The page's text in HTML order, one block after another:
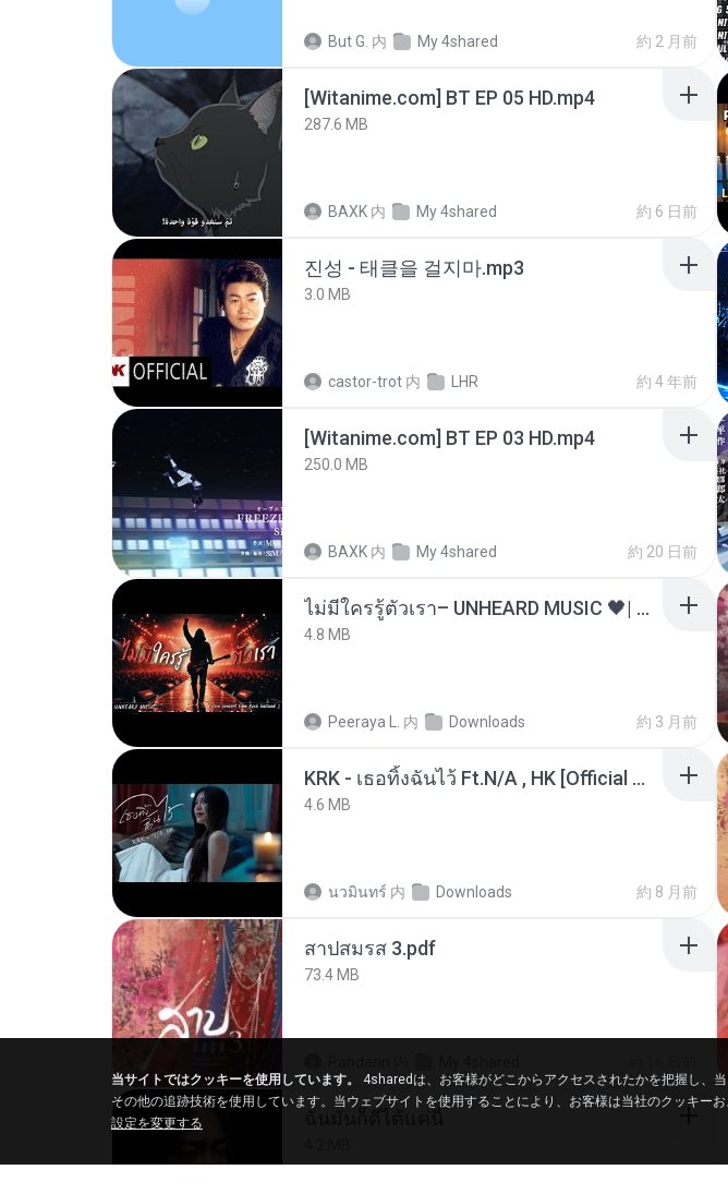
But G. 内 My 4shared 約 2 月前
[Witanime.com] BT EP 05 HD.mp4
287.6 MB
BAXK 内 My 4shared 約 6 日前
진성 - 태클을 걸지마.mp3
3.0 MB
castor-trot 内 LHR 約 4 年前
[Witanime.com] BT EP 03 HD.mp4
250.0 MB
BAXK 内 My 4shared 約 20 日前
ไม่มีใครรู้ตัวเรา– UNHEARD MUSIC 🖤| Official Lyric Video | เพลงสู้ชีวิต
4.8 MB
Peeraya L. 内 Downloads 約 3 月前
KRK - เธอทิ้งฉันไว้ Ft.N/A , HK [Official MV]
4.6 MB
นวมินทร์ 内 Downloads 約 8 月前
สาปสมรส 3.pdf
73.4 MB
当サイトではクッキーを使用しています。
4sharedは、お客様がどこからアクセスされたかを把握し、
その他の追跡技術を使用しています。当ウェブサイトを使用することにより、お客様は当社のクッキー
設定を変更する